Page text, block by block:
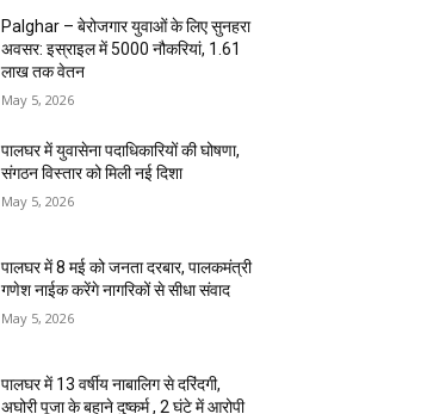
Palghar – बेरोजगार युवाओं के लिए सुनहरा
अवसर: इस्राइल में 5000 नौकरियां, ₹1.61
लाख तक वेतन
May 5, 2026
पालघर में युवासेना पदाधिकारियों की घोषणा,
संगठन विस्तार को मिली नई दिशा
May 5, 2026
पालघर में 8 मई को जनता दरबार, पालकमंत्री
गणेश नाईक करेंगे नागरिकों से सीधा संवाद
May 5, 2026
पालघर में 13 वर्षीय नाबालिग से दरिंदगी,
अघोरी पूजा के बहाने दुष्कर्म , 2 घंटे में आरोपी